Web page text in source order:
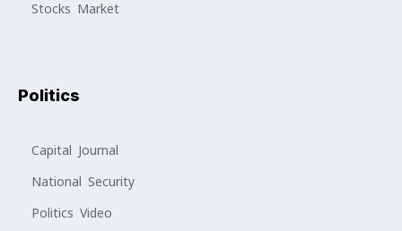
Stocks Market
Politics
Capital Journal
National Security
Politics Video